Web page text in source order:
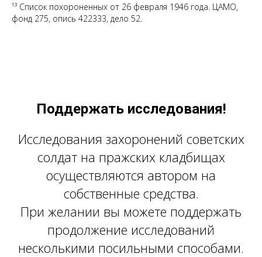
¹³ Список похороненных от 26 февраля 1946 года. ЦАМО,
фонд 275, опись 422333, дело 52.
Поддержать исследования!
Исследования захоронений советских
солдат на пражских кладбищах
осуществляются автором на
собственные средства.
При желании вы можете поддержать
продолжение исследований
несколькими посильными способами.